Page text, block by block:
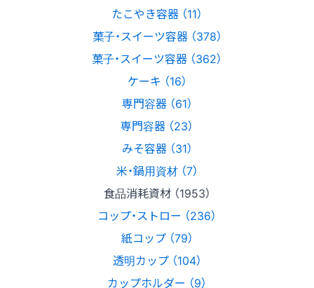
たこやき容器 （11）
菓子・スイーツ容器 （378）
菓子・スイーツ容器 （362）
ケーキ （16）
専門容器 （61）
専門容器 （23）
みそ容器 （31）
米・鍋用資材 （7）
食品消耗資材 （1953）
コップ・ストロー （236）
紙コップ （79）
透明カップ （104）
カップホルダー （9）